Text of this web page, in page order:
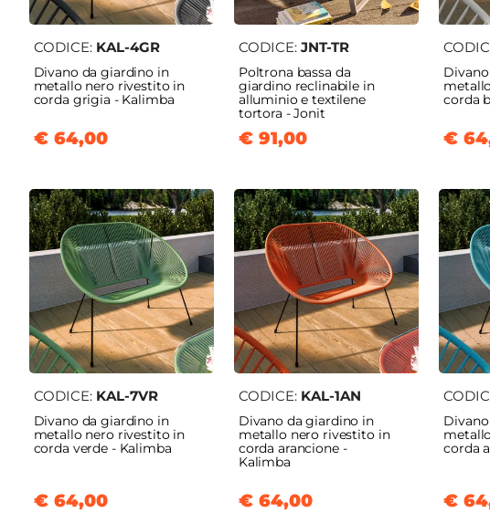
CODICE: KAL-4GR
Divano da giardino in
metallo nero rivestito in
corda grigia - Kalimba
€ 64,00
CODICE: JNT-TR
Poltrona bassa da
giardino reclinabile in
alluminio e textilene
tortora - Jonit
€ 91,00
corda
€
CODICE: KAL-7VR
Divano da giardino in
metallo nero rivestito in
corda verde - Kalimba
€ 64,00
CODICE: KAL-1AN
Divano da giardino in
metallo nero rivestito in
corda arancione -
Kalimba
€ 64,00
corda
€